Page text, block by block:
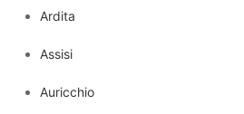
Ardita
Assisi
Auricchio